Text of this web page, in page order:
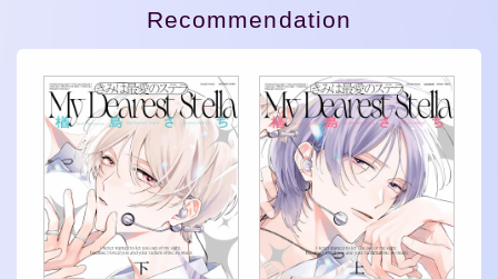
Recommendation